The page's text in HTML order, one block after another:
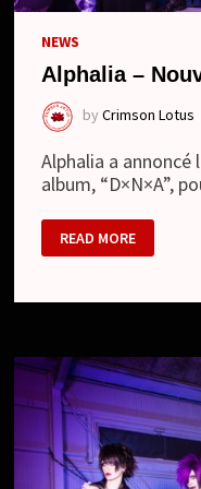
NEWS
Alphalia –
byCrimson Lotus
Alphalia a
album, “D×N×A”,
ALPHALIA
–
NOUVEL
READ MORE